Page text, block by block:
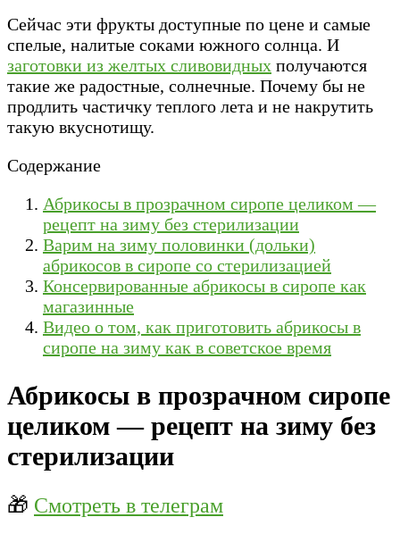
Сейчас эти фрукты доступные по цене и самые
спелые, налитые соками южного солнца. И
заготовки из желтых сливовидных получаются
такие же радостные, солнечные. Почему бы не
продлить частичку теплого лета и не накрутить
такую вкуснотищу.
Содержание
Абрикосы в прозрачном сиропе целиком —
рецепт на зиму без стерилизации
Варим на зиму половинки (дольки)
абрикосов в сиропе со стерилизацией
Консервированные абрикосы в сиропе как
магазинные
Видео о том, как приготовить абрикосы в
сиропе на зиму как в советское время
Абрикосы в прозрачном сиропе
целиком — рецепт на зиму без
стерилизации
🎁 Смотреть в телеграм